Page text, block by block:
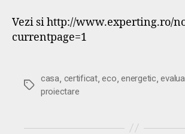
Vezi si http://www.experting.ro/
currentpage=1
Etichete
casa certificat,eco ,energetic ,
proiectare